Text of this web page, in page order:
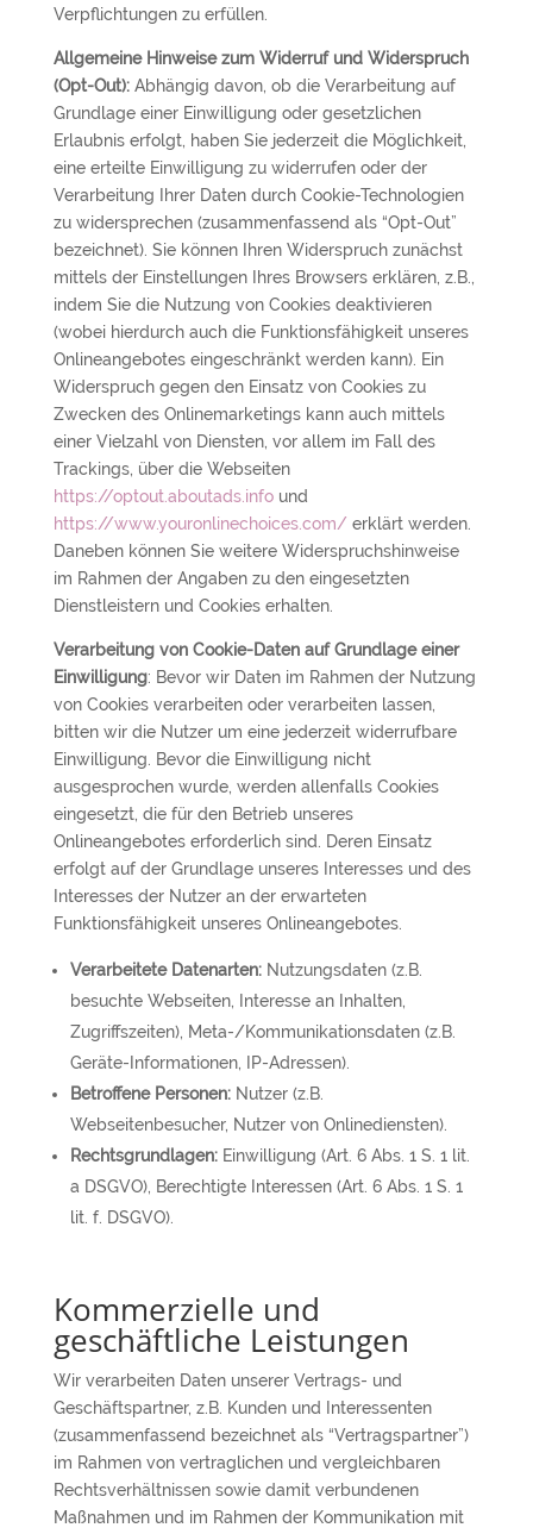
Verpflichtungen zu erfüllen.
Allgemeine Hinweise zum Widerruf und Widerspruch
(Opt-Out): Abhängig davon, ob die Verarbeitung auf
Grundlage einer Einwilligung oder gesetzlichen
Erlaubnis erfolgt, haben Sie jederzeit die Möglichkeit,
eine erteilte Einwilligung zu widerrufen oder der
Verarbeitung Ihrer Daten durch Cookie-Technologien
zu widersprechen (zusammenfassend als “Opt-Out”
bezeichnet). Sie können Ihren Widerspruch zunächst
mittels der Einstellungen Ihres Browsers erklären, z.B.,
indem Sie die Nutzung von Cookies deaktivieren
(wobei hierdurch auch die Funktionsfähigkeit unseres
Onlineangebotes eingeschränkt werden kann). Ein
Widerspruch gegen den Einsatz von Cookies zu
Zwecken des Onlinemarketings kann auch mittels
einer Vielzahl von Diensten, vor allem im Fall des
Trackings, über die Webseiten
https://optout.aboutads.infound
https://www.youronlinechoices.com/ erklärt werden.
Daneben können Sie weitere Widerspruchshinweise
im Rahmen der Angaben zu den eingesetzten
Dienstleistern und Cookies erhalten.
Verarbeitung von Cookie-Daten auf Grundlage einer
Einwilligung: Bevor wir Daten im Rahmen der Nutzung
von Cookies verarbeiten oder verarbeiten lassen,
bitten wir die Nutzer um eine jederzeit widerrufbare
Einwilligung. Bevor die Einwilligung nicht
ausgesprochen wurde, werden allenfalls Cookies
eingesetzt, die für den Betrieb unseres
Onlineangebotes erforderlich sind. Deren Einsatz
erfolgt auf der Grundlage unseres Interesses und des
Interesses der Nutzer an der erwarteten
Funktionsfähigkeit unseres Onlineangebotes.
Verarbeitete Datenarten:Nutzungsdaten (z.B.
besuchte Webseiten, Interesse an Inhalten,
Zugriffszeiten), Meta-/Kommunikationsdaten (z.B.
Geräte-Informationen, IP-Adressen).
Betroffene Personen:Nutzer (z.B.
Webseitenbesucher, Nutzer von Onlinediensten).
Rechtsgrundlagen:Einwilligung (Art. 6 Abs. 1 S. 1 lit.
a DSGVO), Berechtigte Interessen (Art. 6 Abs. 1 S. 1
lit. f. DSGVO).
Kommerzielle und
geschäftliche Leistungen
Wir verarbeiten Daten unserer Vertrags- und
Geschäftspartner, z.B. Kunden und Interessenten
(zusammenfassend bezeichnet als “Vertragspartner”)
im Rahmen von vertraglichen und vergleichbaren
Rechtsverhältnissen sowie damit verbundenen
Maßnahmen und im Rahmen der Kommunikation mit